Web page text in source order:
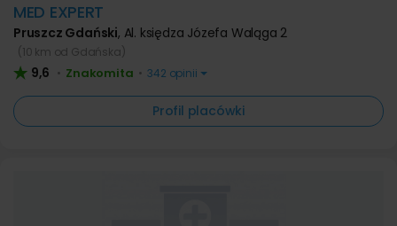
MED EXPERT
Pruszcz Gdański, Al. księdza Józefa Waląga 2
(10 km od Gdańska)
9,6 • Znakomita • 342 opinii
Profil placówki